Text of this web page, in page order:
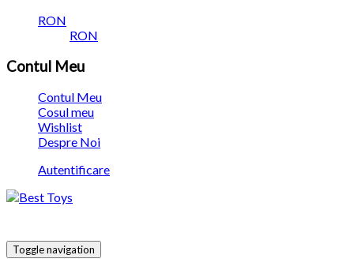
RON
RON
Contul Meu
Contul Meu
Cosul meu
Wishlist
Despre Noi
Autentificare
Toggle navigation